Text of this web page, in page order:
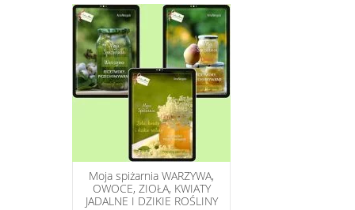
Moja spiżarnia WARZYWA,
OWOCE, ZIOŁA, KWIATY
JADALNE I DZIKIE ROŚLINY